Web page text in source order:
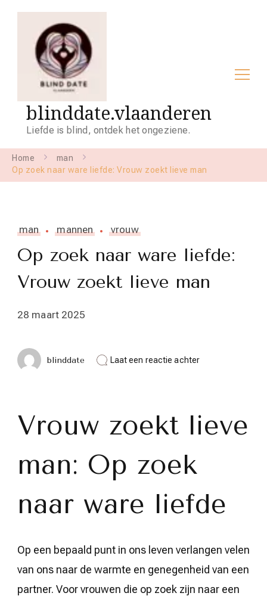
blinddate.vlaanderen
Liefde is blind, ontdek het ongeziene.
Home
man
Op zoek naar ware liefde: Vrouw zoekt lieve man
man mannen vrouw
Op zoek naar ware liefde:
Vrouw zoekt lieve man
28 maart 2025
blinddate Laat een reactie achterop
liefde:
Vrouw
zoekt
Vrouw zoekt lieve
man: Op zoek
naar ware liefde
Op een bepaald punt in ons leven verlangen velen
van ons naar de warmte en genegenheid van een
partner. Voor vrouwen die op zoek zijn naar een